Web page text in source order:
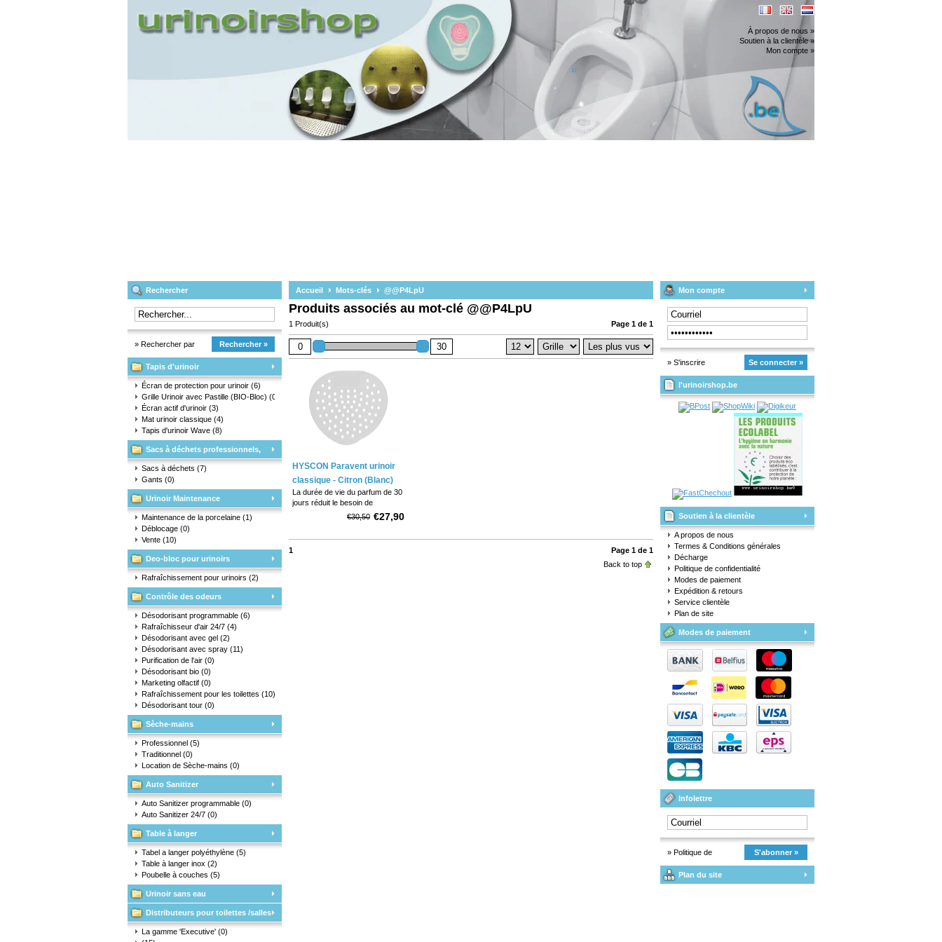
À propos de nous »
Soutien à la clientèle »
Mon compte »
Rechercher
» Rechercher par
marque
Rechercher »
Tapis d'urinoir
Écran de protection pour urinoir (6)
Grille Urinoir avec Pastille (BIO-Bloc) (0)
Écran actif d'urinoir (3)
Mat urinoir classique (4)
Tapis d'urinoir Wave (8)
Sacs à déchets professionnels,
matériaux d'emballage et gants
Sacs à déchets (7)
Gants (0)
Urinoir Maintenance
Maintenance de la porcelaine (1)
Déblocage (0)
Vente (10)
Deo-bloc pour urinoirs
Rafraîchissement pour urinoirs (2)
Contrôle des odeurs
Désodorisant programmable (6)
Rafraîchisseur d'air 24/7 (4)
Désodorisant avec gel (2)
Désodorisant avec spray (11)
Purification de l'air (0)
Désodorisant bio (0)
Marketing olfactif (0)
Rafraîchissement pour les toilettes (10)
Désodorisant tour (0)
Sèche-mains
Professionnel (5)
Traditionnel (0)
Location de Sèche-mains (0)
Auto Sanitizer
Auto Sanitizer programmable (0)
Auto Sanitizer 24/7 (0)
Table à langer
Tabel a langer polyéthylène (5)
Table à langer inox (2)
Poubelle à couches (5)
Urinoir sans eau
Distributeurs pour toilettes /salles
d'eauLa gamme 'Executive' (0)
Accueil Mots-clés @@P4LpU
Produits associés au mot-clé @@P4LpU
1 Produit(s) Page 1 de 1
HYSCON Paravent urinoir
classique - Citron (Blanc)
La durée de vie du parfum de 30
jours réduit le besoin de
Entièrement flexible, conçu pour
d'urinoir
€27,90
€30,50
1
Page 1 de 1
Back to top
Mon compte
» S'inscrire Se connecter »
l'urinoirshop.be
Soutien à la clientèle
A propos de nous
Termes & Conditions générales
Décharge
Politique de confidentialité
Modes de paiement
Expédition & retours
Service clientèle
Plan de site
Modes de paiement
Infolettre
» Politique de
confidentialité
S'abonner »
Plan du site